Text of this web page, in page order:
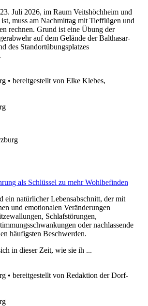
Juli 2026, im Raum Veitshöchheim und
muss am Nachmittag mit Tiefflügen und
rechnen. Grund ist eine Übung der
auf dem Gelände der Balthasar-
des Standortübungsplatzes
• bereitgestellt von Elke Klebes,
als Schlüssel zu mehr Wohlbefinden
ein natürlicher Lebensabschnitt, der mit
und emotionalen Veränderungen
Schlafstörungen,
oder nachlassende
häufigsten Beschwerden.
in dieser Zeit, wie sie ih ...
• bereitgestellt von Redaktion der Dorf-